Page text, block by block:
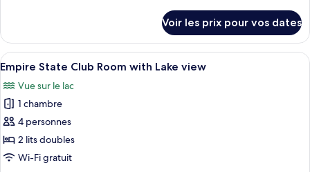
Empire
State
Club
Room
le
type
de
chambre
Empire
State
Room
Voir les prix pour vos dates
Afficher
toutes
les
photos
pour
ce
type
Empire State Club Room with Lake
10
Empire State Club Room with Lake view
Vue sur le lac
1 chambre
4 personnes
2 lits doubles
Wi-Fi gratuit